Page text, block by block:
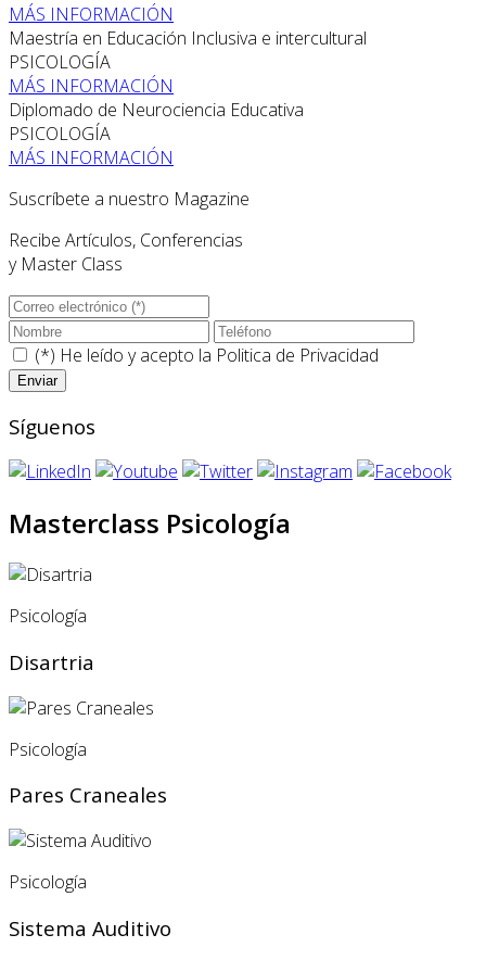
MÁS INFORMACIÓN
Maestría en Educación Inclusiva e intercultural
PSICOLOGÍA
MÁS INFORMACIÓN
Diplomado de Neurociencia Educativa
PSICOLOGÍA
MÁS INFORMACIÓN
Suscríbete a nuestro Magazine
Recibe Artículos, Conferencias
y Master Class
(*) He leído y acepto la Politica de Privacidad
Síguenos
Masterclass Psicología
Psicología
Disartria
Psicología
Pares Craneales
Psicología
Sistema Auditivo